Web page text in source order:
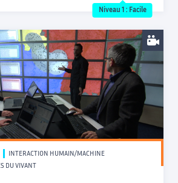
Niveau 1 : Facile
INTERACTION HUMAIN/MACHINE
DU VIVANT